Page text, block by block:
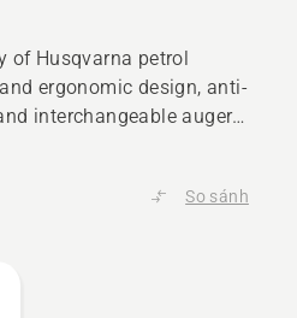
of Husqvarna petrol
ergonomic design, anti-
interchangeable auger
So sánh